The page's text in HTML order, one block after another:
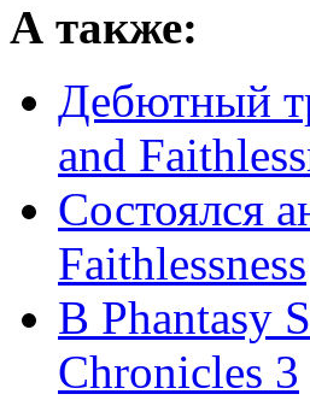
А также:
Дебютный
and
Состоялся
Faithlessness
В Phantasy
Chronicles 3